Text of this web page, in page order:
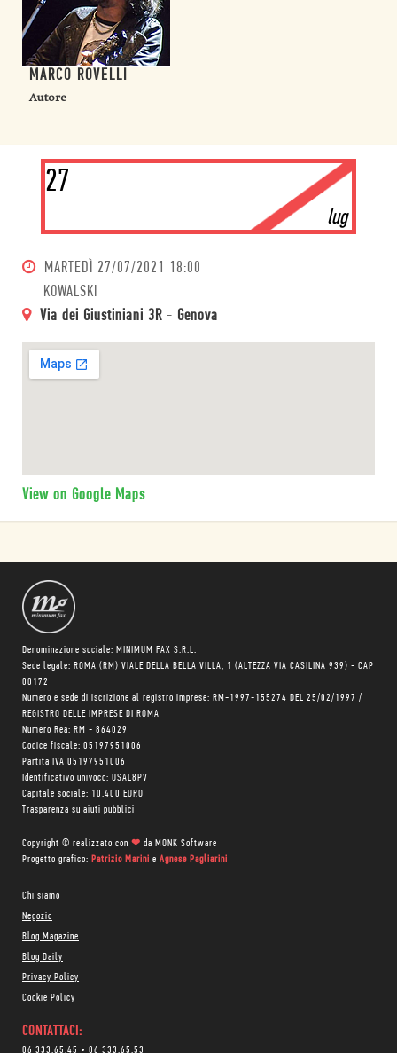
MARCO ROVELLI
Autore
27
lug
MARTEDÌ 27/07/2021 18:00
KOWALSKI
Via dei Giustiniani 3R - Genova
View on Google Maps
Denominazione sociale: MINIMUM FAX S.R.L.
Sede legale: ROMA (RM) VIALE DELLA BELLA VILLA, 1 (ALTEZZA VIA CASILINA 939) - CAP
00172
Numero e sede di iscrizione al registro imprese: RM-1997-155274 DEL 25/02/1997 /
REGISTRO DELLE IMPRESE DI ROMA
Numero Rea: RM - 864029
Codice fiscale: 05197951006
Partita IVA 05197951006
Identificativo univoco: USAL8PV
Capitale sociale: 10.400 EURO
Trasparenza su aiuti pubblici
Copyright © realizzato con ❤ da MONK Software
Progetto grafico: Patrizio Marini e Agnese Pagliarini
Chi siamo
Negozio
Blog Magazine
Blog Daily
Privacy Policy
Cookie Policy
CONTATTACI:
06 333.65.45 • 06 333.65.53